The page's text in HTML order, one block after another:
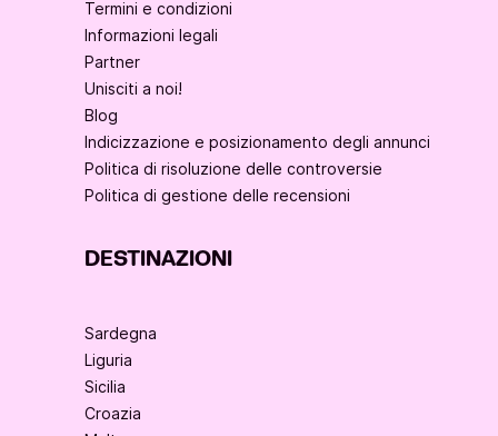
Termini e condizioni
Informazioni legali
Partner
Unisciti a noi!
Blog
Indicizzazione e posizionamento degli annunci
Politica di risoluzione delle controversie
Politica di gestione delle recensioni
DESTINAZIONI
Sardegna
Liguria
Sicilia
Croazia